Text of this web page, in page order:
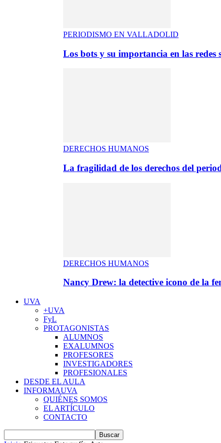
PERIODISMO EN VALLADOLID
Los bots y su importancia en las redes
DERECHOS HUMANOS
La fragilidad de los derechos del
DERECHOS HUMANOS
Nancy Drew: la detective icono de la
UVA
+UVA
FyL
PROTAGONISTAS
ALUMNOS
EXALUMNOS
PROFESORES
INVESTIGADORES
PROFESIONALES
DESDE EL AULA
INFORMAUVA
QUIÉNES SOMOS
EL ARTÍCULO
CONTACTO